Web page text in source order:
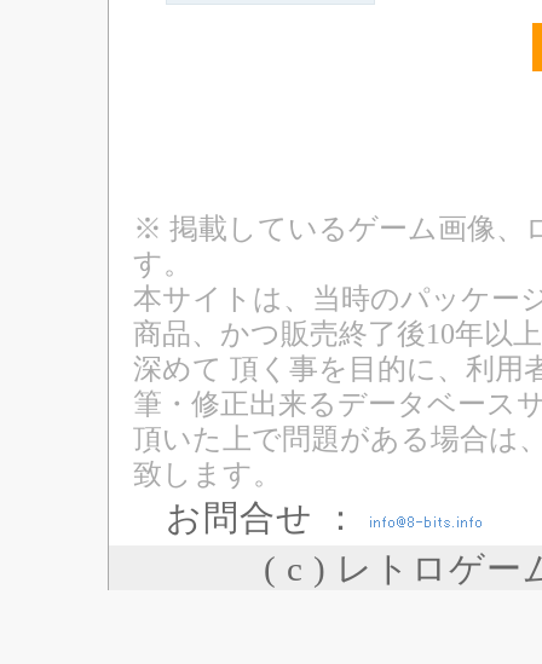
※ 掲載しているゲーム画像、
す。
本サイトは、当時のパッケー
商品、かつ販売終了後10年以
深めて 頂く事を目的に、利用
筆・修正出来るデータベース
頂いた上で問題がある場合は
致します。
お問合せ ：
( c ) レトロゲー